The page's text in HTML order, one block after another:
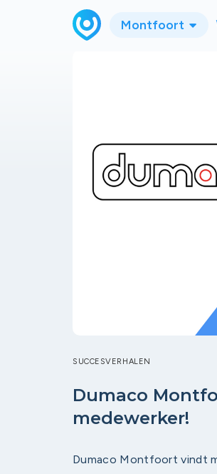
Montfoort
SUCCESVERHALEN
Dumaco
medewerker!
Dumaco Montfoort vindt